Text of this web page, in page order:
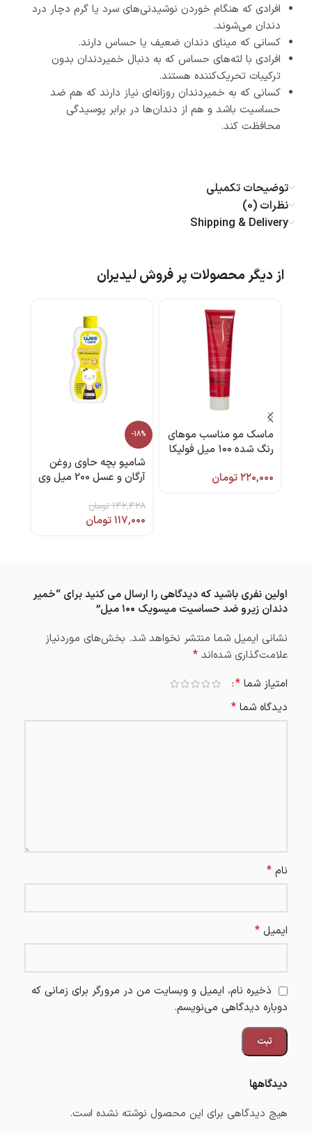
افرادی که هنگام خوردن نوشیدنی‌های سرد یا گرم دچار درد
دندان می‌شوند.
کسانی که مینای دندان ضعیف یا حساس دارند.
افرادی با لثه‌های حساس که به دنبال خمیردندان بدون
ترکیبات تحریک‌کننده هستند.
کسانی که به خمیردندان روزانه‌ای نیاز دارند که هم ضد
حساسیت باشد و هم از دندان‌ها در برابر پوسیدگی
محافظت کند.
توضیحات تکمیلی
نظرات (0)
Shipping & Delivery
از دیگر محصولات پر فروش لیدیران
ماسک مو مناسب موهای
رنگ شده ۱۰۰ میل فولیکا
۲۲۰,۰۰۰تومان
-18%
شامپو بچه حاوی روغن
آرگان و عسل 200 میل وی
۱۴۲,۴۲۸تومان
۱۱۷,۰۰۰تومان
دیدگاهها
هیچ دیدگاهی برای این محصول نوشته نشده است.
اولین نفری باشید که دیدگاهی را ارسال می کنید برای “خمیر
دندان زیرو ضد حساسیت میسویک ۱۰۰ میل”
نشانی ایمیل شما منتشر نخواهد شد. بخش‌های موردنیاز
علامت‌گذاری شده‌اند *
امتیاز شما *
دیدگاه شما *
نام *
ایمیل *
ذخیره نام، ایمیل و وبسایت من در مرورگر برای زمانی که
دوباره دیدگاهی می‌نویسم.